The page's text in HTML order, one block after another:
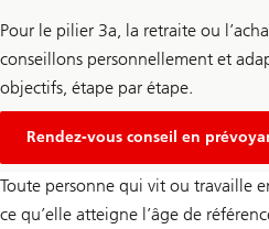
Pour le pilier 3a, la retraite ou
conseillons personnellement et
objectifs, étape par étape.
Rendez-vous conseil en
Toute personne qui vit ou travaille
ce qu’elle atteigne l’âge de